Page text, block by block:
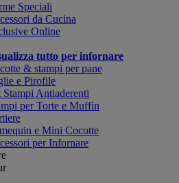
Speciali
da Cucina
Online
tutto per infornare
& stampi per pane
e Pirofile
Stampi Antiaderenti
per Torte e Muffin
e Mini Cocotte
per Infornare